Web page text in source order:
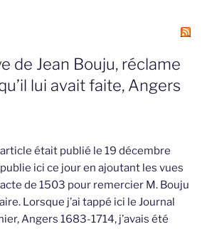
de Jean Bouju, réclame
lui avait faite, Angers
était publié le 19 décembre
ici ce jour en ajoutant les vues
de 1503 pour remercier M. Bouju
Lorsque j’ai tappé ici le Journal
Angers 1683-1714, j’avais été